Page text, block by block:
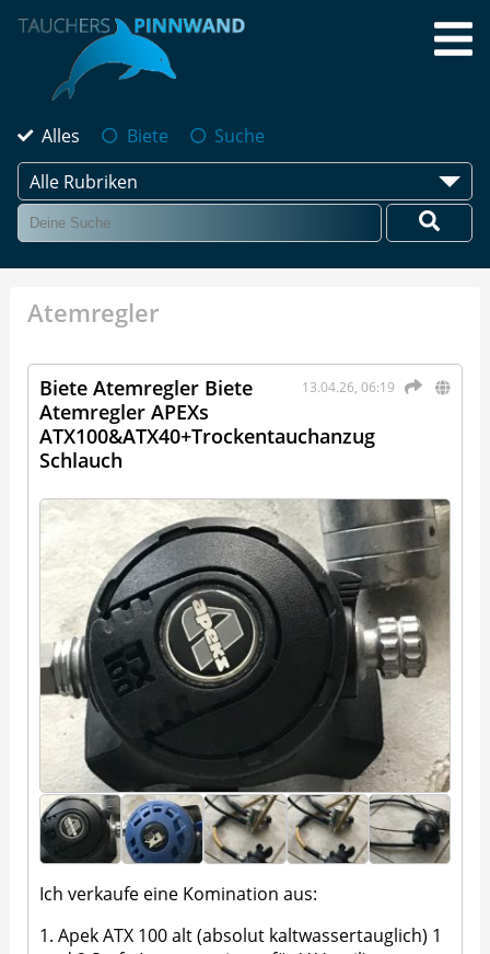
Alles Biete
Suche
Alle Rubriken
Atemregler
13.04.26, 06:19
Biete Atemregler Biete
Atemregler APEXs
ATX100&ATX40+Trockentauchanzug
Schlauch
Ich verkaufe eine Komination aus:
1. Apek ATX 100 alt (absolut kaltwassertauglich) 1